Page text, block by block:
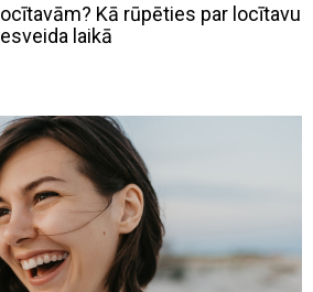
Kā rūpēties par locītavu
laikā